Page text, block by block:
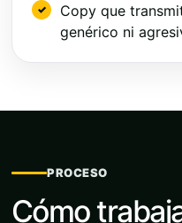
Copy que
genérico ni
PROCESO
Cómo